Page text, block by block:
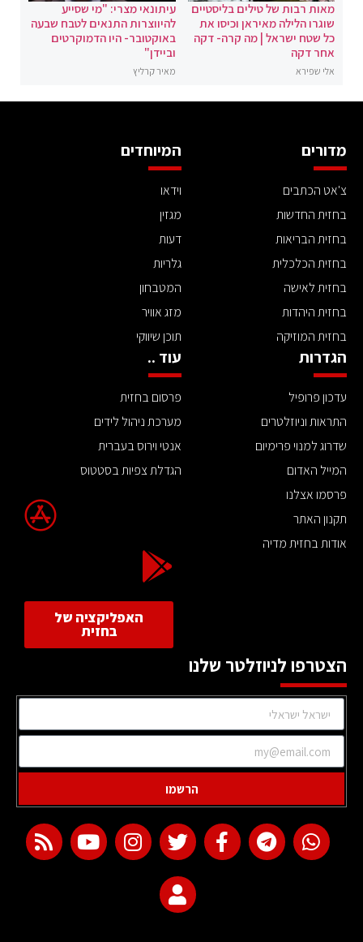
מאות רבות של טילים בליסטיים
שוגרו הלילה מאיראן וכיסו את
כל שטח ישראל | מה קרה- דקה
אחר דקה
אלי שפירא
עיתונאי מצרי: "מי שסייע
להיווצרות התנאים לטבח שבעה
באוקטובר- היו הדמוקרטים
וביידן"
מאיר קרליץ
מדורים
צ'אט הכתבים
בחזית החדשות
בחזית הבריאות
בחזית הכלכלית
בחזית לאישה
בחזית היהדות
בחזית המוזיקה
המיוחדים
וידאו
מגזין
דעות
גלריות
המטבחון
מזג אוויר
תוכן שיווקי
הגדרות
עדכון פרופיל
התראות וניוזלטרים
שדרוג למנוי פרימיום
המייל האדום
פרסמו אצלנו
תקנון האתר
אודות בחזית מדיה
עוד ..
פרסום בחזית
מערכת ניהול לידים
אנטי וירוס בעברית
הגדלת צפיות בסטטוס
האפליקציה של
בחזית
הצטרפו לניוזלטר שלנו
הרשמו